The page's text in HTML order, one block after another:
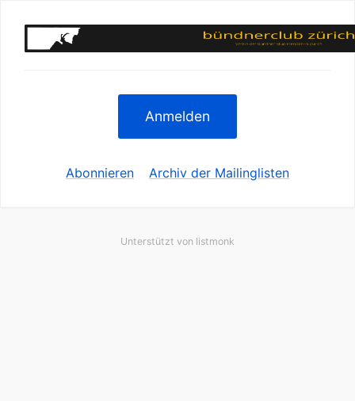
Anmelden
Abonnieren Archiv der Mailinglisten
Unterstützt von listmonk